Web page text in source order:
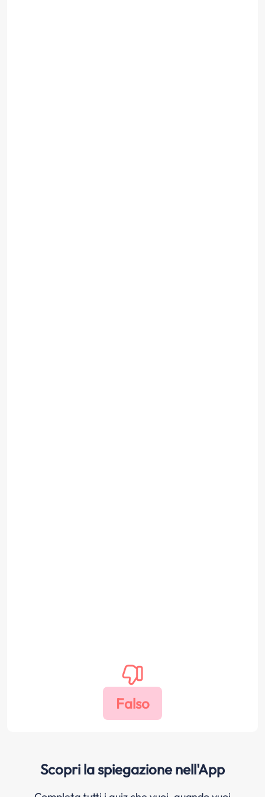
Scopri la spiegazione nell'App